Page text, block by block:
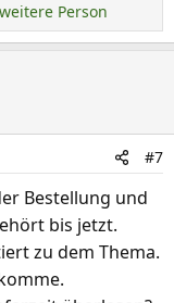
Person
#7
Bestellung und
bis jetzt.
zu dem Thema.